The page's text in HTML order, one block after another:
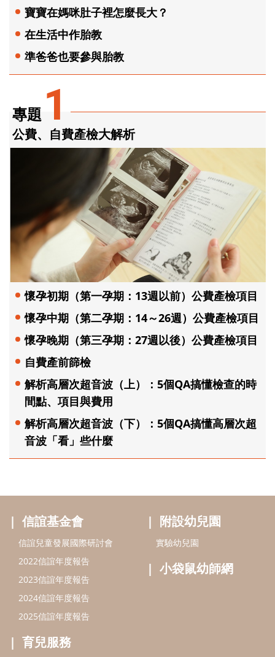
專題 1
公費、自費產檢大解析
懷孕初期（第一孕期：13週以前）公費產檢項目
懷孕中期（第二孕期：14～26週）公費產檢項目
懷孕晚期（第三孕期：27週以後）公費產檢項目
自費產前篩檢
解析高層次超音波（上）：5個QA搞懂檢查的時
間點、項目與費用
解析高層次超音波（下）：5個QA搞懂高層次超
音波「看」些什麼
寶寶在媽咪肚子裡怎麼長大？
在生活中作胎教
準爸爸也要參與胎教
信誼基金會
信誼兒童發展國際研討會
2022信誼年度報告
2023信誼年度報告
2024信誼年度報告
2025信誼年度報告
育兒服務
附設幼兒園
實驗幼兒園
小袋鼠幼師網